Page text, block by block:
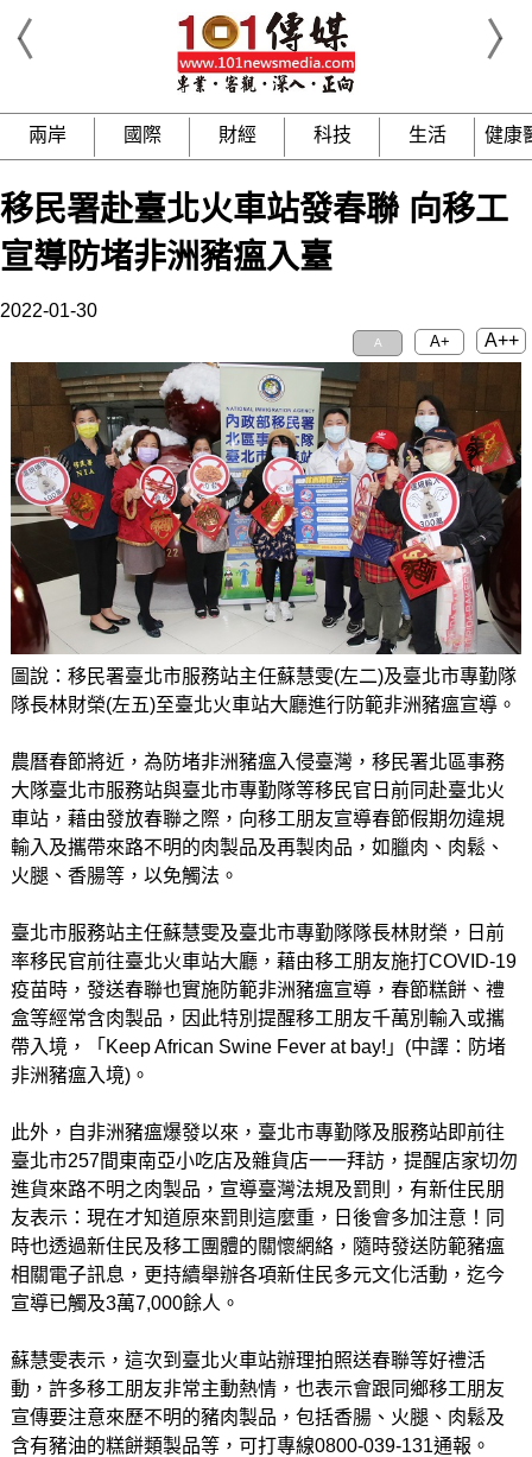
兩岸 國際 財經 科技 生活 健康
移民署赴臺北火車站發春聯 向移工
宣導防堵非洲豬瘟入臺
2022-01-30
A A+ A++
圖說：移民署臺北市服務站主任蘇慧雯(左二)及臺北市專勤隊
隊長林財榮(左五)至臺北火車站大廳進行防範非洲豬瘟宣導。
農曆春節將近，為防堵非洲豬瘟入侵臺灣，移民署北區事務
大隊臺北市服務站與臺北市專勤隊等移民官日前同赴臺北火
車站，藉由發放春聯之際，向移工朋友宣導春節假期勿違規
輸入及攜帶來路不明的肉製品及再製肉品，如臘肉、肉鬆、
火腿、香腸等，以免觸法。
臺北市服務站主任蘇慧雯及臺北市專勤隊隊長林財榮，日前
率移民官前往臺北火車站大廳，藉由移工朋友施打COVID-19
疫苗時，發送春聯也實施防範非洲豬瘟宣導，春節糕餅、禮
盒等經常含肉製品，因此特別提醒移工朋友千萬別輸入或攜
帶入境，「Keep African Swine Fever at bay!」(中譯：防堵
非洲豬瘟入境)。
此外，自非洲豬瘟爆發以來，臺北市專勤隊及服務站即前往
臺北市257間東南亞小吃店及雜貨店一一拜訪，提醒店家切勿
進貨來路不明之肉製品，宣導臺灣法規及罰則，有新住民朋
友表示：現在才知道原來罰則這麼重，日後會多加注意！同
時也透過新住民及移工團體的關懷網絡，隨時發送防範豬瘟
相關電子訊息，更持續舉辦各項新住民多元文化活動，迄今
宣導已觸及3萬7,000餘人。
蘇慧雯表示，這次到臺北火車站辦理拍照送春聯等好禮活
動，許多移工朋友非常主動熱情，也表示會跟同鄉移工朋友
宣傳要注意來歷不明的豬肉製品，包括香腸、火腿、肉鬆及
含有豬油的糕餅類製品等，可打專線0800-039-131通報。